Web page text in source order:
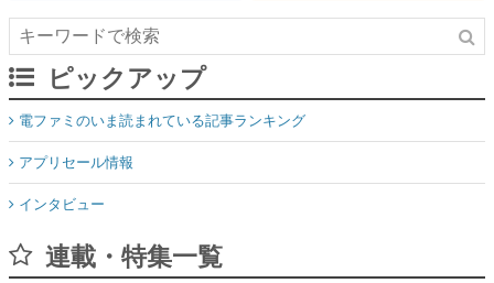
ピックアップ
電ファミのいま読まれている記事ランキング
アプリセール情報
インタビュー
連載・特集一覧